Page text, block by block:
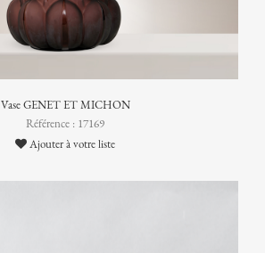
Vase GENET ET MICHON
Référence : 17169
Ajouter à votre liste